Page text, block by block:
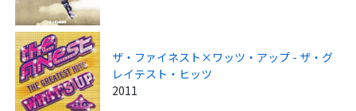
ザ・ファイネスト×ワッツ・アップ - ザ・グ
レイテスト・ヒッツ
2011